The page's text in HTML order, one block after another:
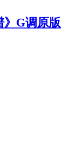
》G调原版